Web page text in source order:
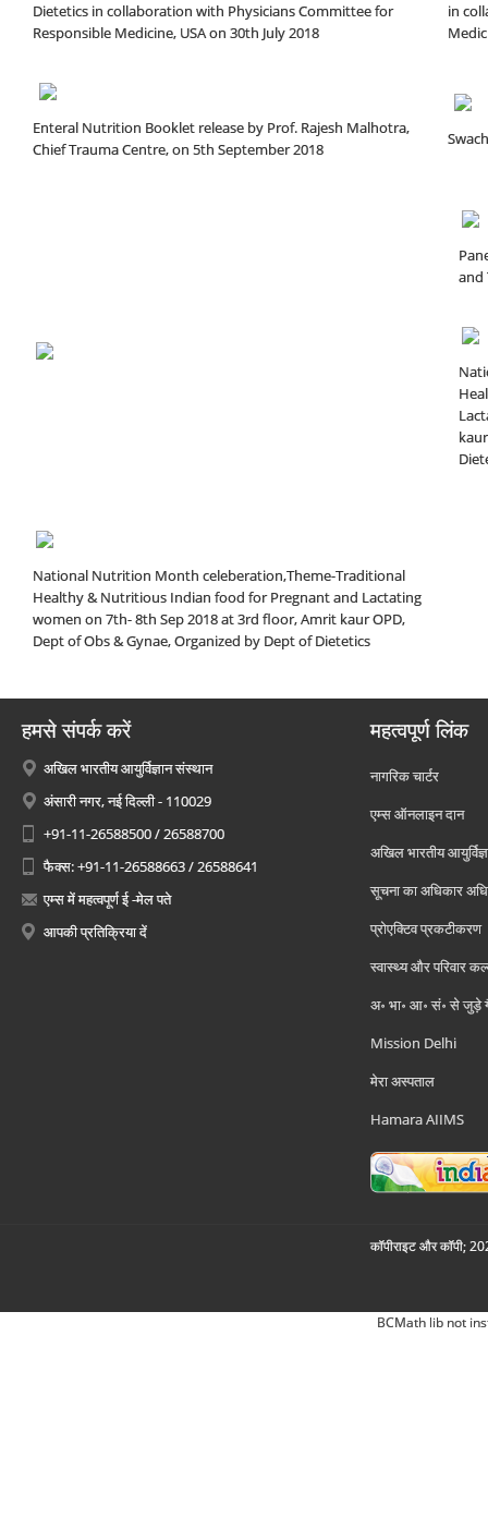
Dietetics in collaboration with Physicians Committee for
Responsible Medicine, USA on 30th July 2018
in
Enteral Nutrition Booklet release by Prof. Rajesh Malhotra,
Chief Trauma Centre, on 5th September 2018
and
National Nutrition Month celeberation,Theme-Traditional
Healthy & Nutritious Indian food for Pregnant and Lactating
women on 7th- 8th Sep 2018 at 3rd floor, Amrit kaur OPD,
Dept of Obs & Gynae, Organized by Dept of Dietetics
हमसे संपर्क करें
अखिल भारतीय आयुर्विज्ञान संस्थान
अंसारी नगर, नई दिल्ली - 110029
+91-11-26588500 / 26588700
फैक्स: +91-11-26588663 / 26588641
एम्स में महत्वपूर्ण ई -मेल पते
आपकी प्रतिक्रिया दें
महत्वपूर्ण लिंक
नागरिक चार्टर
एम्स ऑनलाइन दान
अखिल भारतीय
सूचना का अधिकार
प्रोएक्टिव प्रकटीकरण
स्वास्थ्य और परिवार
अ॰ भा॰ आ॰ सं॰ से जुड़े
Mission Delhi
मेरा अस्पताल
Hamara AIIMS
कॉपीराइट और कॉपी;
BCMath lib not